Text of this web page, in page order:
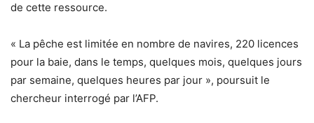
de cette ressource.
« La pêche est limitée en nombre de navires, 220 licences
pour la baie, dans le temps, quelques mois, quelques jours
par semaine, quelques heures par jour », poursuit le
chercheur interrogé par l’AFP.